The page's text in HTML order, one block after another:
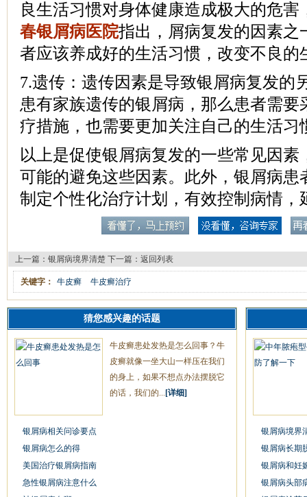
良生活习惯对身体健康造成极大的危害
春银屑病医院指出，屑病复发的因素之
者应该养成好的生活习惯，改变不良的
7.遗传：遗传因素是导致银屑病复发的
患有家族遗传的银屑病，那么患者需要
疗措施，也需要更加关注自己的生活习
以上是促使银屑病复发的一些常见因素
可能的避免这些因素。此外，银屑病患
制定个性化治疗计划，有效控制病情，
上一篇： 银屑病境界清楚 下一篇： 返回列表
关键字： 牛皮癣 牛皮癣治疗
猜您感兴趣的话题
牛皮癣患处发热是怎么回事？牛
皮癣就像一坐大山一样压在我们
的身上，如果不想点办法摆脱它
的话，我们的... [详细]
银屑病相关问诊要点
银屑病怎么的得
美国治疗银屑病指南
急性银屑病注意什么
银屑病境界
银屑病长期
银屑病和妊
银屑病头部